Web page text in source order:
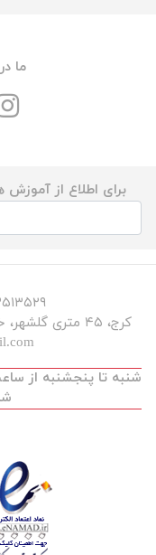
ما
برای اطلاع از آموزش
۰۲۶۳۳۵۱۳۵۲۹
کرج، ۴۵ متری گلشهر، خیابان کوکب شرقی، عکس و فیلم مکث